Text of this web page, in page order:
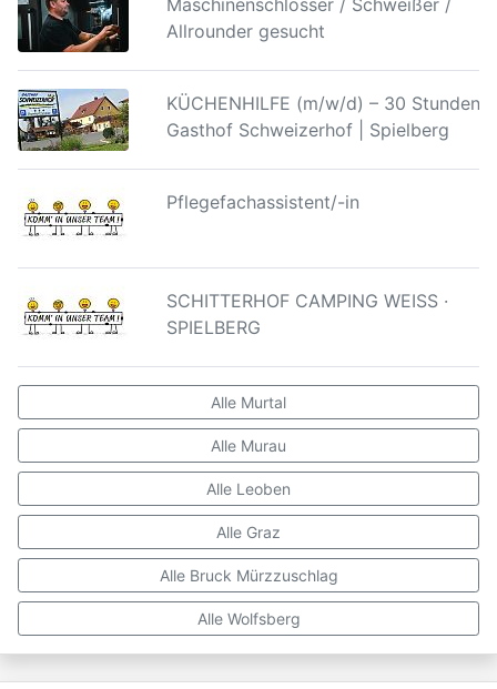
Maschinenschlosser / Schweißer /
Allrounder gesucht
KÜCHENHILFE (m/w/d) – 30 Stunden |
Gasthof Schweizerhof | Spielberg
Pflegefachassistent/-in
SCHITTERHOF CAMPING WEISS ·
SPIELBERG
Alle Murtal
Alle Murau
Alle Leoben
Alle Graz
Alle Bruck Mürzzuschlag
Alle Wolfsberg